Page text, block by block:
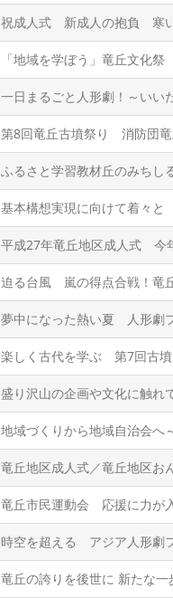
祝成人式 新成人の抱負 寒
「地域を学ぼう」竜丘文化
一日まるごと人形劇！～い
第8回竜丘古墳祭り 消防団
ふるさと学習教材丘のみち
基本構想実現に向けて着々
平成27年竜丘地区成人式 今
迫る台風 嵐の得点合戦！
夢中になった熱い夏 人形劇
楽しく古代を学ぶ 第7回古
盛り沢山の企画や文化に触
地域づくりから地域自治会へ
竜丘地区成人式／竜丘地区お
竜丘市民運動会 応援に力
時空を超える アジア人形劇
竜丘の誇りを後世に 新たな